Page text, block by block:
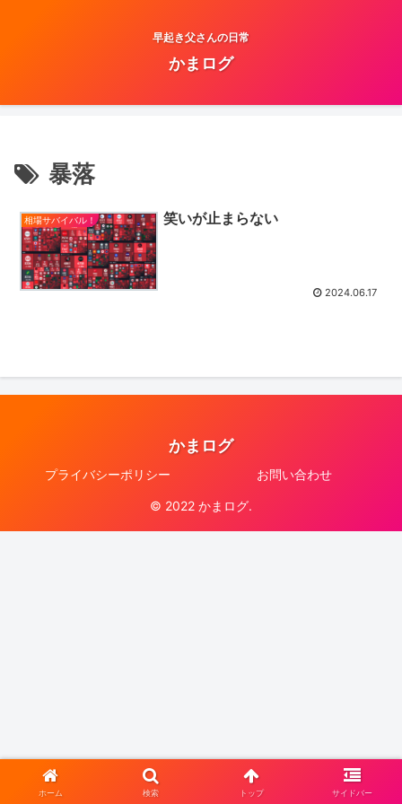
早起き父さんの日常
かまログ
暴落
相場サバイバル！ 笑いが止まらない
2024.06.17
かまログ
プライバシーポリシー お問い合わせ
© 2022 かまログ.
ホーム 検索 トップ サイドバー